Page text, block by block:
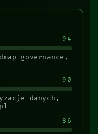
94
governance,
90
danych,
86